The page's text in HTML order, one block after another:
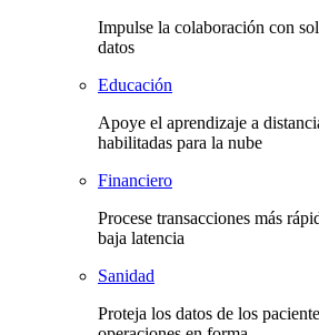
Impulse la colaboración con
datos
Educación
Apoye el aprendizaje a
habilitadas para la nube
Financiero
Procese transacciones más
baja latencia
Sanidad
Proteja los datos de los